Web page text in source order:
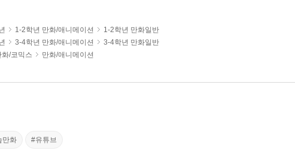
1-2학년 만화/애니메이션
1-2학년 만화일반
3-4학년 만화/애니메이션
3-4학년 만화일반
화/코믹스 만화/애니메이션
만화 #유튜브